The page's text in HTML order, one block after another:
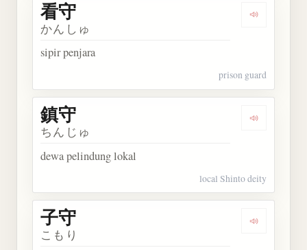
Dengarkan
看守
かんしゅ
sipir penjara
prison guard
Dengarkan
鎮守
ちんじゅ
dewa pelindung lokal
local Shinto deity
Dengarkan
子守
こもり